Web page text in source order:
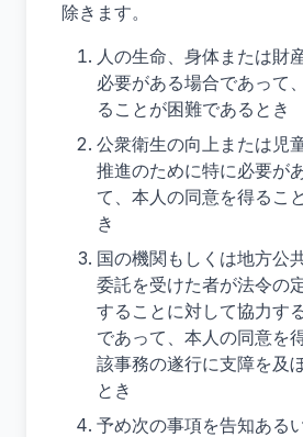
除きます。
人の生命、身体または財
必要がある場合であって
ることが困難であるとき
公衆衛生の向上または児
推進のために特に必要が
て、本人の同意を得るこ
き
国の機関もしくは地方公
委託を受けた者が法令の
することに対して協力す
であって、本人の同意を
該事務の遂行に支障を及
とき
予め次の事項を告知ある